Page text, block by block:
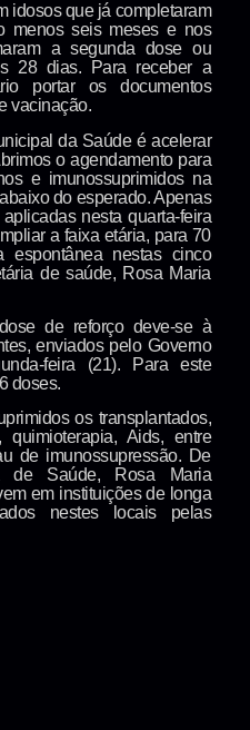
idosos que já completaram
menos seis meses e nos
a segunda dose ou
28 dias. Para receber a
portar os documentos
vacinação.
da Saúde é acelerar
o agendamento para
e imunossuprimidos na
do esperado. Apenas
nesta quarta-feira
a faixa etária, para 70
nestas cinco
de saúde, Rosa Maria
de reforço deve-se à
enviados pelo Governo
feira (21). Para este
doses.
os transplantados,
quimioterapia, Aids, entre
de imunossupressão. De
de Saúde, Rosa Maria
em instituições de longa
nestes locais pelas